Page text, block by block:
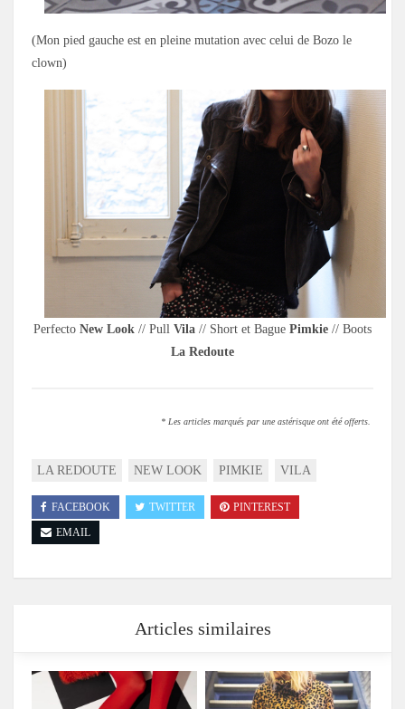
(Mon pied gauche est en pleine mutation avec celui de Bozo le
clown)
Perfecto New Look // Pull Vila // Short et Bague Pimkie // Boots
La Redoute
* Les articles marqués par une astérisque ont été offerts.
LA REDOUTE NEW LOOK PIMKIE VILA
FACEBOOK TWITTER
PINTEREST
EMAIL
Articles similaires